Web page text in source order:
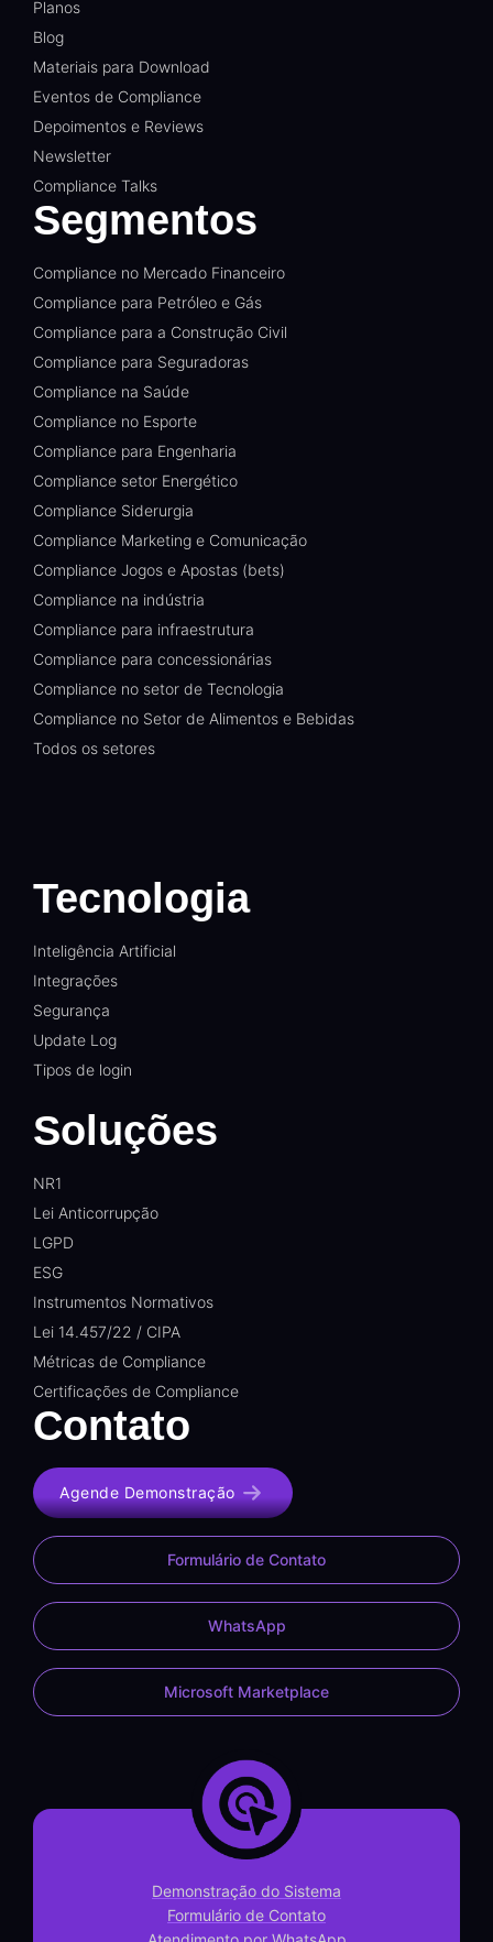
Planos
Blog
Materiais para Download
Eventos de Compliance
Depoimentos e Reviews
Newsletter
Compliance Talks
Segmentos
Compliance no Mercado Financeiro
Compliance para Petróleo e Gás
Compliance para a Construção Civil
Compliance para Seguradoras
Compliance na Saúde
Compliance no Esporte
Compliance para Engenharia
Compliance setor Energético
Compliance Siderurgia
Compliance Marketing e Comunicação
Compliance Jogos e Apostas (bets)
Compliance na indústria
Compliance para infraestrutura
Compliance para concessionárias
Compliance no setor de Tecnologia
Compliance no Setor de Alimentos e Bebidas
Todos os setores
Tecnologia
Inteligência Artificial
Integrações
Segurança
Update Log
Tipos de login
Soluções
NR1
Lei Anticorrupção
LGPD
ESG
Instrumentos Normativos
Lei 14.457/22 / CIPA
Métricas de Compliance
Certificações de Compliance
Contato
Agende Demonstração
Formulário de Contato
WhatsApp
Microsoft Marketplace
Demonstração do Sistema
Formulário de Contato